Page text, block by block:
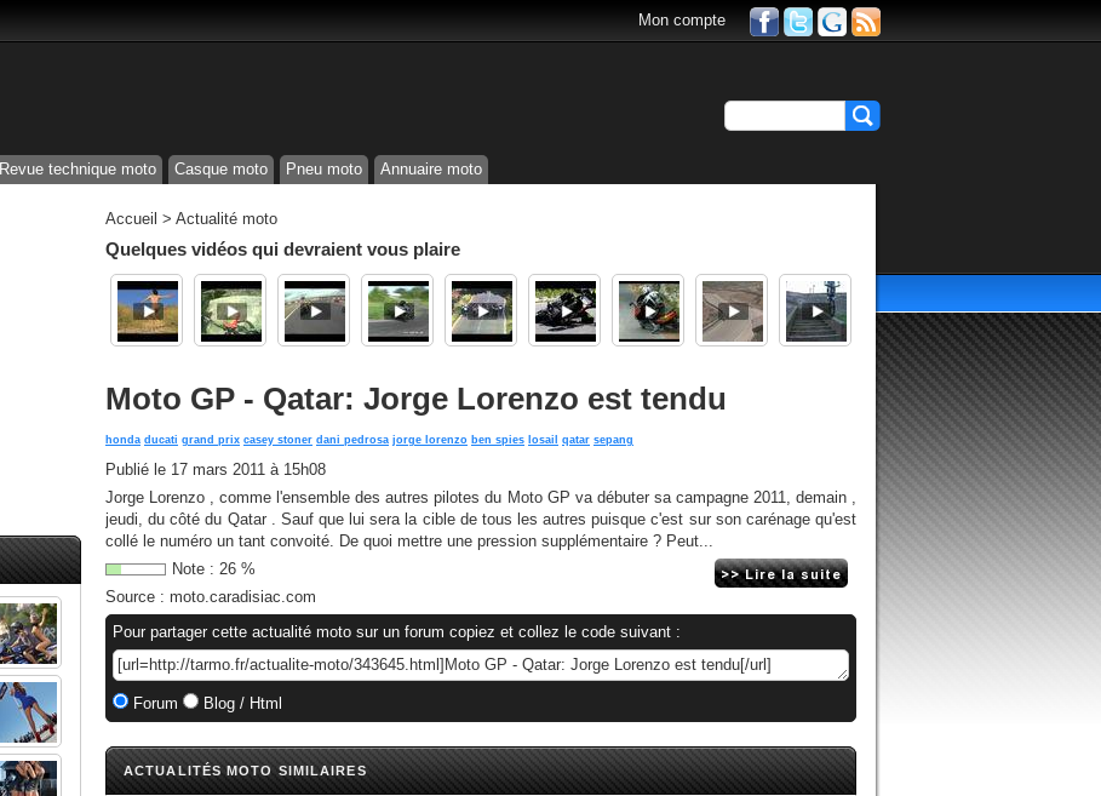
Mon compte
Revue technique moto Casque moto Pneu moto Annuaire moto
Accueil > Actualité moto
Quelques vidéos qui devraient vous plaire
Moto GP - Qatar: Jorge Lorenzo est tendu
honda ducati grand prix casey stoner dani pedrosa jorge lorenzo ben spies losail qatar sepang
Publié le 17 mars 2011 à 15h08
Jorge Lorenzo , comme l'ensemble des autres pilotes du Moto GP va débuter sa campagne 2011, demain ,
jeudi, du côté du Qatar . Sauf que lui sera la cible de tous les autres puisque c'est sur son carénage qu'est
collé le numéro un tant convoité. De quoi mettre une pression supplémentaire ? Peut...
Note : 26 %
Source : moto.caradisiac.com
Pour partager cette actualité moto sur un forum copiez et collez le code suivant :
Forum Blog / Html
ACTUALITÉS MOTO SIMILAIRES